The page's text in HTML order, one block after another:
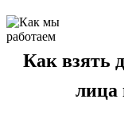
Как взять
лица